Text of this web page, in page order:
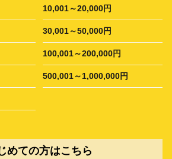
10,001～20,000円
30,001～50,000円
100,001～200,000円
500,001～1,000,000円
めての方はこちら